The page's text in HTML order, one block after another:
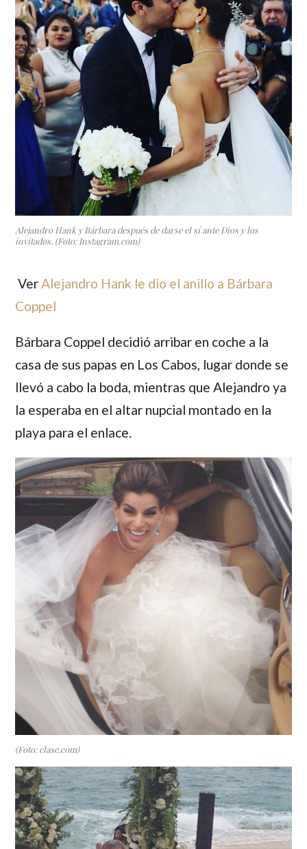
Alejandro Hank y Bárbara después de darse el sí ante Dios y los
invitados. (Foto: Instagram.com)
VerAlejandro Hank le dio el anillo a Bárbara
Coppel
Bárbara Coppel decidió arribar en coche a la
casa de sus papas en Los Cabos, lugar donde se
llevó a cabo la boda, mientras queAlejandro ya
la esperaba en el altar nupcial montado en la
playa para el enlace.
(Foto: clase.com)